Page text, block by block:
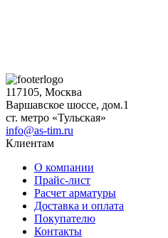
117105, Москва
Варшавское шоссе, дом.1
ст. метро «Тульская»
info@as-tim.ru
Клиентам
О компании
Прайс-лист
Расчет арматуры
Доставка и оплата
Покупателю
Контакты